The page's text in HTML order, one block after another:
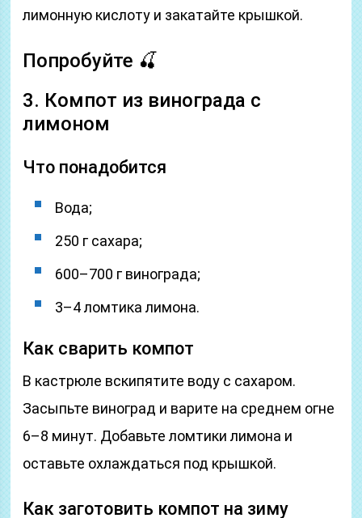
лимонную кислоту и закатайте крышкой.
Попробуйте 🍒
3. Компот из винограда с
лимоном
Что понадобится
Вода;
250 г сахара;
600–700 г винограда;
3–4 ломтика лимона.
Как сварить компот
В кастрюле вскипятите воду с сахаром.
Засыпьте виноград и варите на среднем огне
6–8 минут. Добавьте ломтики лимона и
оставьте охлаждаться под крышкой.
Как заготовить компот на зиму